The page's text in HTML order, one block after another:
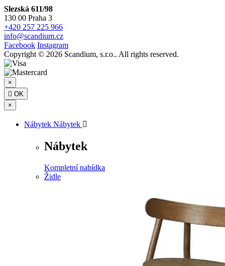
Slezská 611/98
130 00 Praha 3
+420 257 225 966
info@scandium.cz
Facebook Instagram
Copyright © 2026 Scandium, s.r.o.. All rights reserved.
×
 OK
×
Nábytek Nábytek 
Nábytek
Kompletní nabídka
Židle